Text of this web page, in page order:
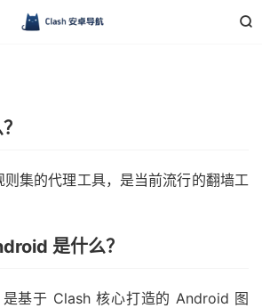

集的代理工具，是当前流行的翻墙工
是什么？
基于 Clash 核心打造的 Android 图